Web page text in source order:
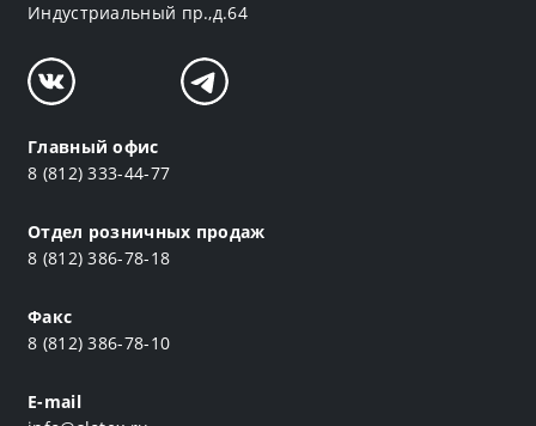
Индустриальный пр.,д.64
Главный офис
8 (812) 333-44-77
Отдел розничных продаж
8 (812) 386-78-18
Факс
8 (812) 386-78-10
E-mail